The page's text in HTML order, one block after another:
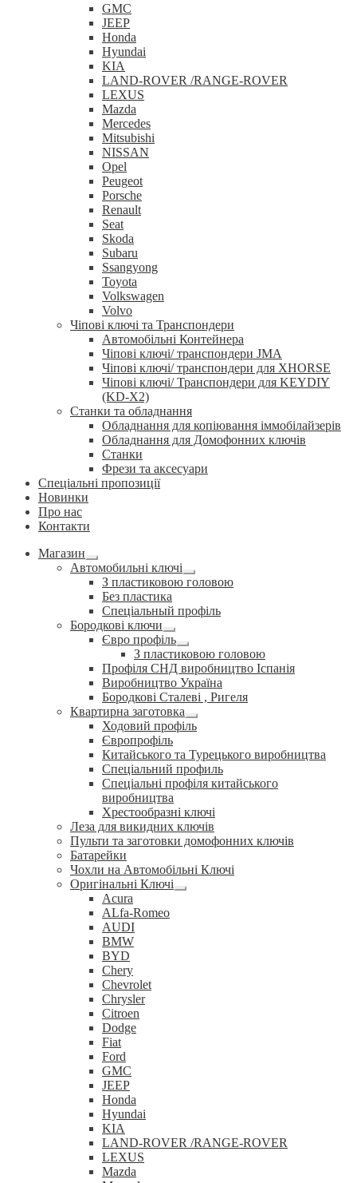
GMC
JEEP
Honda
Hyundai
KIA
LAND-ROVER /RANGE-ROVER
LEXUS
Mazda
Mercedes
Mitsubishi
NISSAN
Opel
Peugeot
Porsche
Renault
Seat
Skoda
Subaru
Ssangyong
Toyota
Volkswagen
Volvo
Чіпові ключі та Транспондери
Автомобільні Контейнера
Чіпові ключі/ транспондери JMA
Чіпові ключі/ транспондери для XHORSE
Чіпові ключі/ Транспондери для KEYDIY
(KD-X2)
Станки та обладнання
Обладнання для копіювання іммобілайзерів
Обладнання для Домофонних ключів
Станки
Фрези та аксесуари
Спеціальні пропозиції
Новинки
Про нас
Контакти
Магазин
Розгорнуте
вкладене
меню
Автомобильні ключі
Розгорнуте
вкладене
З пластиковою головою
Без пластика
Спеціальный профіль
Бородкові ключи
Розгорнуте
вкладене
меню
Євро профіль
Розгорнуте
вкладене
меню
З пластиковою головою
Профіля СНД виробництво Іспанія
Виробництво Україна
Бородкові Сталеві , Ригеля
Квартирна заготовка
Розгорнуте
вкладене
Ходовий профіль
Європрофіль
Китайського та Турецького виробництва
Спеціальний профиль
Спеціальні профіля китайського
виробництва
Хрестообразні ключі
Леза для викидних ключів
Пульти та заготовки домофонних ключів
Батарейки
Чохли на Автомобільні Ключі
Оригінальні Ключі
Розгорнуте
Acura
ALfa-Romeo
AUDI
BMW
BYD
Chery
Chevrolet
Chrysler
Citroen
Dodge
Fiat
Ford
GMC
JEEP
Honda
Hyundai
KIA
LAND-ROVER /RANGE-ROVER
LEXUS
Mazda